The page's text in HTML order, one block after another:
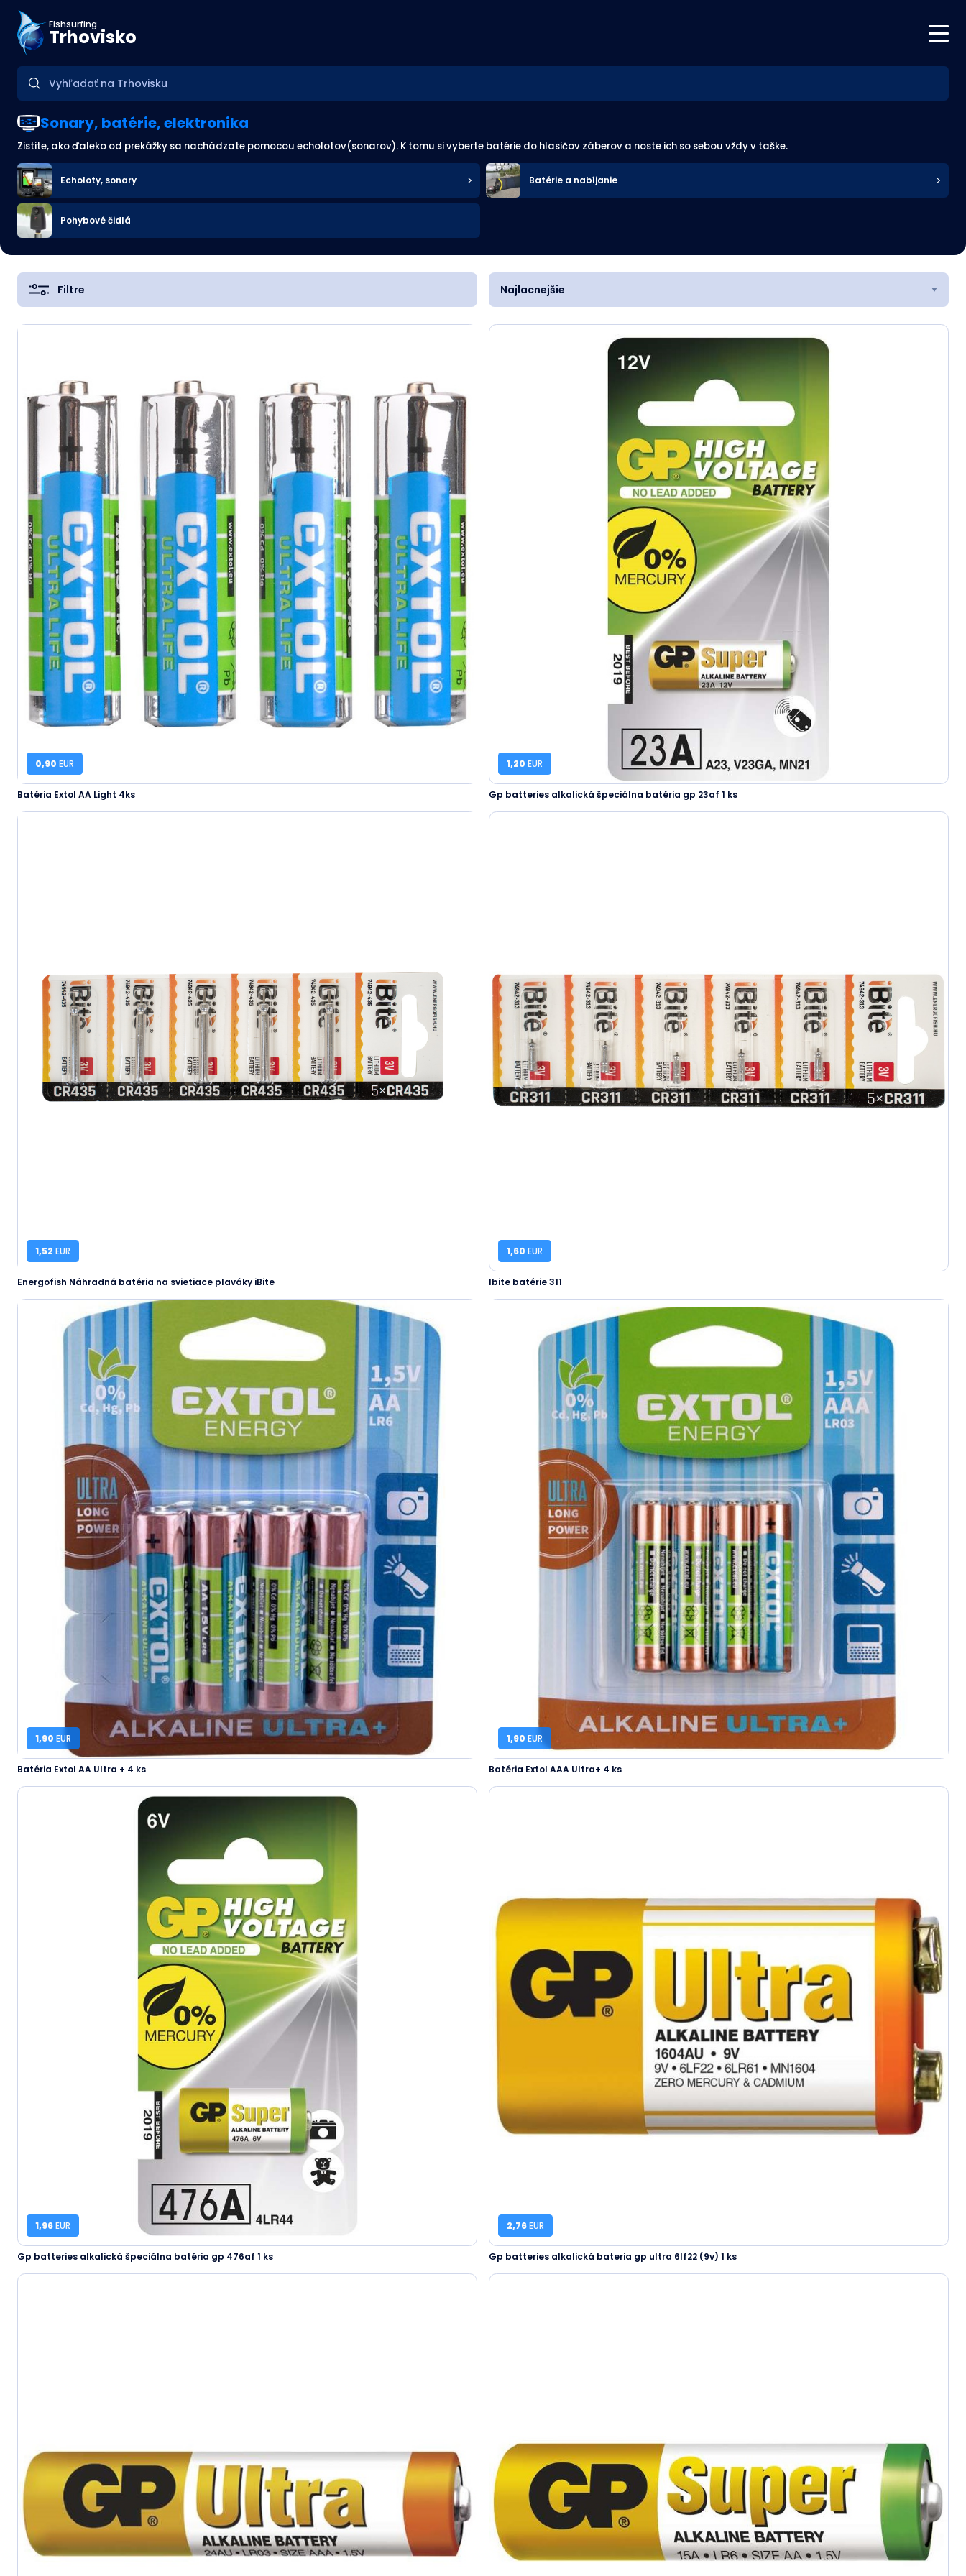
Fishsurfing
Trhovisko
Sonary, batérie, elektronika
Zistite, ako ďaleko od prekážky sa nachádzate pomocou echolotov(sonarov). K tomu si vyberte batérie do hlasičov záberov a noste ich so sebou vždy v taške.
Echoloty, sonary Batérie a nabíjanie
Pohybové čidlá
Filtre Najlacnejšie
0,90 EUR
Batéria Extol AA Light 4ks
1,20 EUR
Gp batteries alkalická špeciálna batéria gp 23af 1 ks
1,52 EUR
Energofish Náhradná batéria na svietiace plaváky iBite
1,60 EUR
Ibite batérie 311
1,90 EUR
Batéria Extol AA Ultra + 4 ks
1,90 EUR
Batéria Extol AAA Ultra+ 4 ks
1,96EUR
Gp batteries alkalická špeciálna batéria gp 476af 1 ks
2,76EUR
Gp batteries alkalická bateria gp ultra 6lf22 (9v) 1 ks